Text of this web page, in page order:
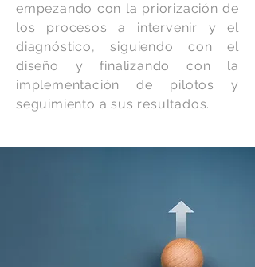
empezando con la priorización de
los procesos a intervenir y el
diagnóstico, siguiendo con el
diseño y finalizando con la
implementación de pilotos y
seguimiento a sus resultados.